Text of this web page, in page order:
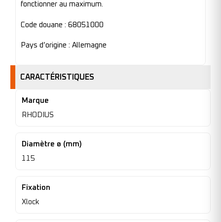
fonctionner au maximum.
Code douane : 68051000
Pays d’origine : Allemagne
CARACTÉRISTIQUES
Marque
RHODIUS
Diamètre ø (mm)
115
Fixation
Xlock